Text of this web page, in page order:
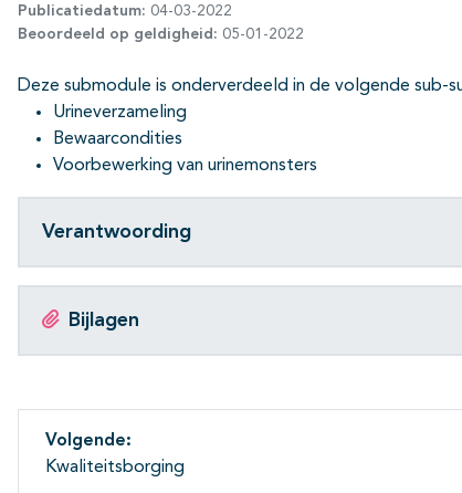
binnen deze richtlijn
open- en dichtklappen
open- en dichtklappen
Publicatiedatum: 04-03-2022
Beoordeeld op geldigheid: 05-01-2022
Deze submodule is onderverdeeld in de volgende sub-
Urineverzameling
Bewaarcondities
Voorbewerking van urinemonsters
Verantwoording
Bijlagen
Volgende:
Kwaliteitsborging